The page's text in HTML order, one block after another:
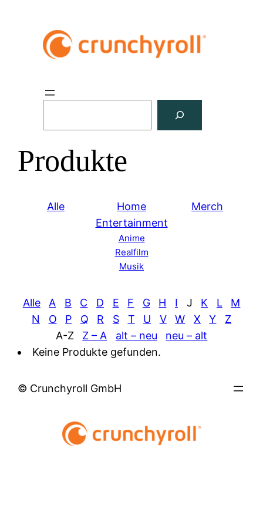
h
e
Produkte
Alle
Home
Entertainment
Anime
Realfilm
Musik
Merch
Alle A B C D E F G H I J K L
M
N
O P Q R S T U V W X Y
Z
A-Z
Z – A alt – neu
neu – alt
Keine Produkte gefunden.
© Crunchyroll GmbH